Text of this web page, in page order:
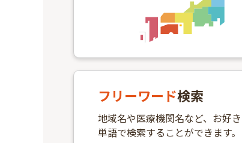
フリーワード検索
地域名や医療機関名など、お好
単語で検索することができます。